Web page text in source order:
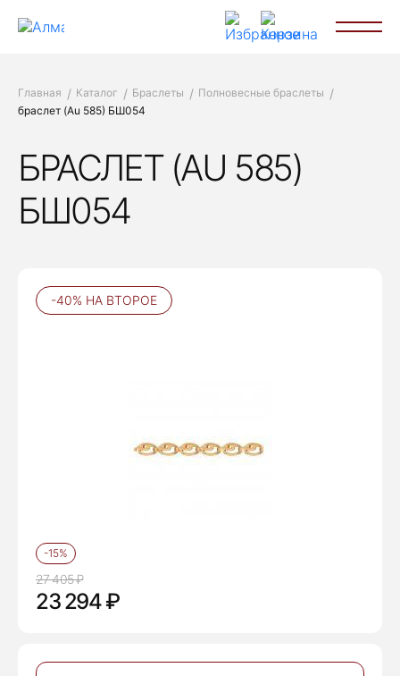
Главная Каталог Браслеты
Полновесные браслеты
браслет (Au 585) БШ054
БРАСЛЕТ (AU 585)
БШ054
-40% НА ВТОРОЕ
27 405 ₽
-15%
23 294 ₽